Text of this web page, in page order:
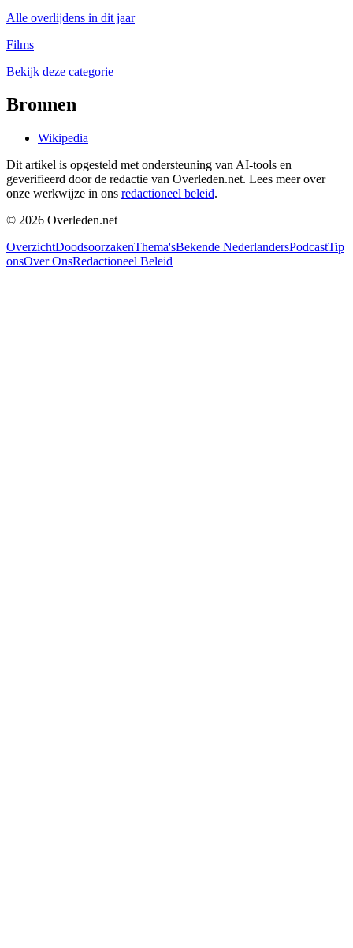
Alle overlijdens in dit jaar
Films
Bekijk deze categorie
Bronnen
Wikipedia
Dit artikel is opgesteld met ondersteuning van AI-tools en
geverifieerd door de redactie van Overleden.net. Lees meer over
onze werkwijze in ons redactioneel beleid.
© 2026 Overleden.net
OverzichtDoodsoorzakenThema'sBekende NederlandersPodcastTip
onsOver OnsRedactioneel Beleid